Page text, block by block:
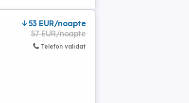
53 EUR/noapte
57 EUR/noapte
Telefon validat